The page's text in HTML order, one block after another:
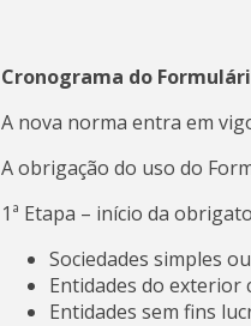
Cronograma do
A nova norma entra em
A obrigação do uso do
1ª Etapa – início da
Sociedades simples
Entidades do exterior
Entidades sem fins